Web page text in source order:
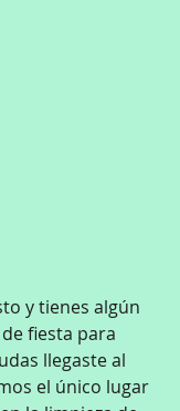
y tienes algún
fiesta para
llegaste al
el único lugar